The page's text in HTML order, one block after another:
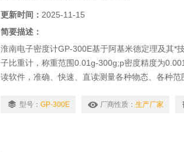
更新时间： 2025-11-15
简要描述：
淮南电子密度计GP-300E基于阿基米德定理及其*
子比重计，称重范围0.01g-300g;p密度精度为
读软件，准确、快速、直读测量各种物态、各种范
合金、复合材料...等
型号： GP-300E 厂商性质： 生产厂家